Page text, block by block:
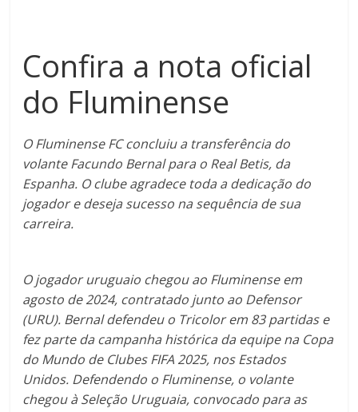
Confira a nota oficial
do Fluminense
O Fluminense FC concluiu a transferência do
volante Facundo Bernal para o Real Betis, da
Espanha. O clube agradece toda a dedicação do
jogador e deseja sucesso na sequência de sua
carreira.
O jogador uruguaio chegou ao Fluminense em
agosto de 2024, contratado junto ao Defensor
(URU). Bernal defendeu o Tricolor em 83 partidas e
fez parte da campanha histórica da equipe na Copa
do Mundo de Clubes FIFA 2025, nos Estados
Unidos. Defendendo o Fluminense, o volante
chegou à Seleção Uruguaia, convocado para as